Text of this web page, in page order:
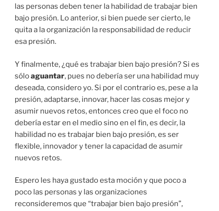
las personas deben tener la habilidad de trabajar bien
bajo presión. Lo anterior, si bien puede ser cierto, le
quita a la organización la responsabilidad de reducir
esa presión.
Y finalmente, ¿qué es trabajar bien bajo presión? Si es
sóloaguantar, pues no debería ser una habilidad muy
deseada, considero yo. Si por el contrario es, pese a la
presión, adaptarse, innovar, hacer las cosas mejor y
asumir nuevos retos, entonces creo que el foco no
debería estar en el medio sino en el fin, es decir, la
habilidad no es trabajar bien bajo presión, es ser
flexible, innovador y tener la capacidad de asumir
nuevos retos.
Espero les haya gustado esta moción y que poco a
poco las personas y las organizaciones
reconsideremos que “trabajar bien bajo presión”,